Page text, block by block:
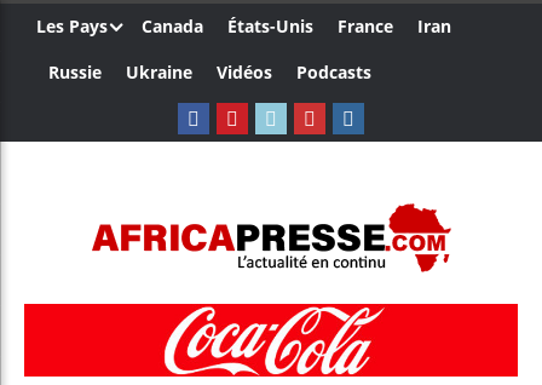
Les Pays Canada États-Unis France
Iran
Russie
Ukraine Vidéos Podcasts